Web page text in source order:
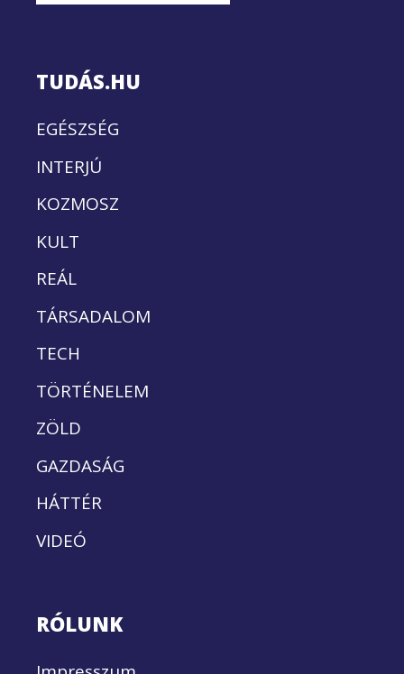
TUDÁS.HU
EGÉSZSÉG
INTERJÚ
KOZMOSZ
KULT
REÁL
TÁRSADALOM
TECH
TÖRTÉNELEM
ZÖLD
GAZDASÁG
HÁTTÉR
VIDEÓ
RÓLUNK